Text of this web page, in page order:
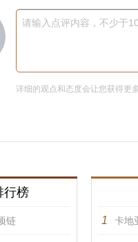
请输入点评内容，不少于
详细的观点和态度会让您获得更
行榜
链 1 卡地